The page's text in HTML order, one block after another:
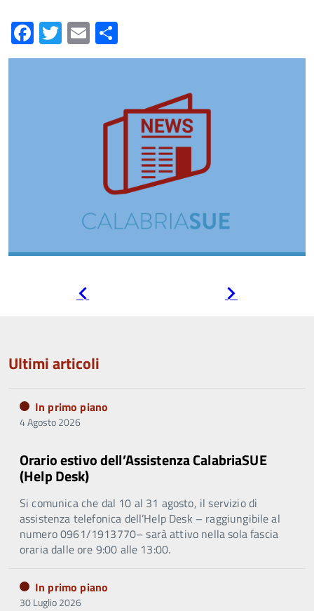
Facebook
Twitter
Email
Ultimi articoli
In primo piano
4 Agosto 2026
Orario estivo dell’Assistenza CalabriaSUE
(Help Desk)
Si comunica che dal 10 al 31 agosto, il servizio di
assistenza telefonica dell’Help Desk – raggiungibile al
numero 0961/1913770– sarà attivo nella sola fascia
oraria dalle ore 9:00 alle 13:00.
In primo piano
30 Luglio 2026